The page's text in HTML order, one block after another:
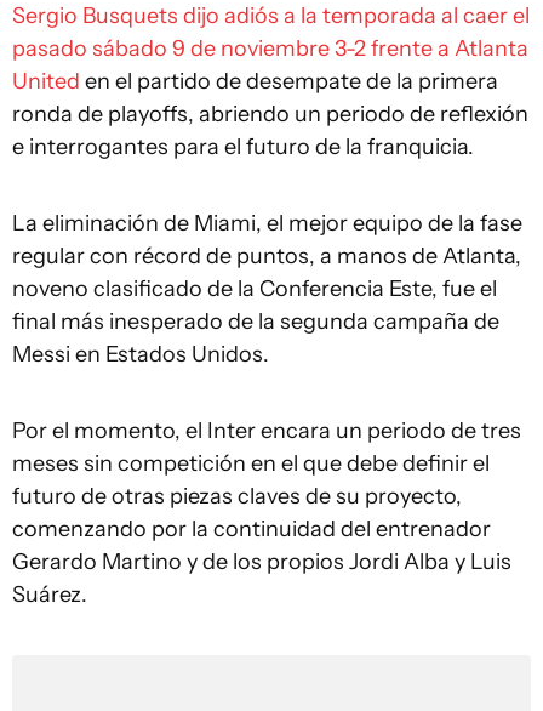
Sergio Busquets dijo adiós a la temporada al caer el
pasado sábado 9 de noviembre 3-2 frente a Atlanta
United en el partido de desempate de la primera
ronda de playoffs, abriendo un periodo de reflexión
e interrogantes para el futuro de la franquicia.
La eliminación de Miami, el mejor equipo de la fase
regular con récord de puntos, a manos de Atlanta,
noveno clasificado de la Conferencia Este, fue el
final más inesperado de la segunda campaña de
Messi en Estados Unidos.
Por el momento, el Inter encara un periodo de tres
meses sin competición en el que debe definir el
futuro de otras piezas claves de su proyecto,
comenzando por la continuidad del entrenador
Gerardo Martino y de los propios Jordi Alba y Luis
Suárez.